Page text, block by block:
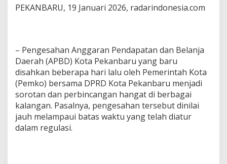
PEKANBARU, 19 Januari 2026, radarindonesia.com
– Pengesahan Anggaran Pendapatan dan Belanja
Daerah (APBD) Kota Pekanbaru yang baru
disahkan beberapa hari lalu oleh Pemerintah Kota
(Pemko) bersama DPRD Kota Pekanbaru menjadi
sorotan dan perbincangan hangat di berbagai
kalangan. Pasalnya, pengesahan tersebut dinilai
jauh melampaui batas waktu yang telah diatur
dalam regulasi.